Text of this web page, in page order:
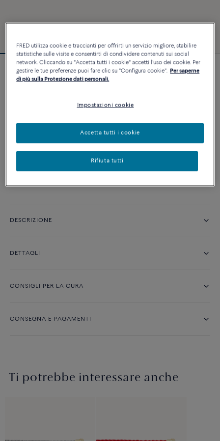
Bracciale Force 10
AGGIUNGI AL CARRELLO
Contattataci per qualsiasi domanda sulle misure
DESCRIZIONE
DETTAGLI
CONSIGLI PER LA CURA
CONSEGNA E PAGAMENTI
Ti potrebbe interessare anche
FRED utilizza cookie e traccianti per offrirti un servizio migliore, stabilire
statistiche sulle visite e consentirti di condividere contenuti sui social
network. Cliccando su "Accetta tutti i cookie" accetti l'uso dei cookie. Per
gestire le tue preferenze puoi fare clic su "Configura cookie". Per saperne
di più sulla Protezione dati personali.
Impostazioni cookie
Rifiuta tutti
Accetta tutti i cookie